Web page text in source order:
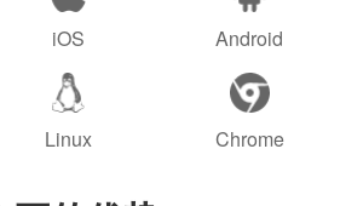
iOS Android
Linux Chrome